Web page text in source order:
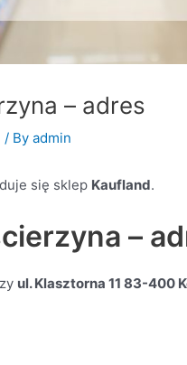
– adres
/ Byadmin
się sklep Kaufland.
–
ul. Klasztorna 11 83-400